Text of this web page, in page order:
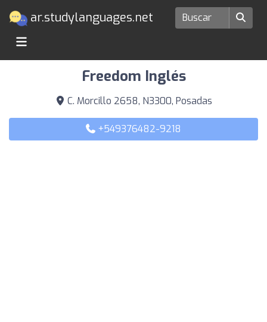
ar.studylanguages.net
Freedom Inglés
C. Morcillo 2658, N3300, Posadas
+549376482-9218